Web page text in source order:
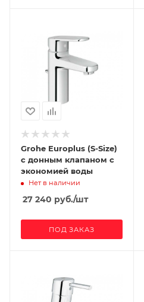
Grohe Europlus (S-Size)
с донным клапаном с
экономией воды
Нет в наличии
27 240 руб./шт
ПОД ЗАКАЗ